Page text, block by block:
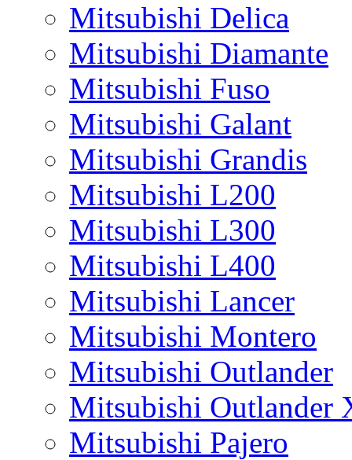
Mitsubishi Delica
Mitsubishi Diamante
Mitsubishi Fuso
Mitsubishi Galant
Mitsubishi Grandis
Mitsubishi L200
Mitsubishi L300
Mitsubishi L400
Mitsubishi Lancer
Mitsubishi Montero
Mitsubishi Outlander
Mitsubishi Outlander
Mitsubishi Pajero